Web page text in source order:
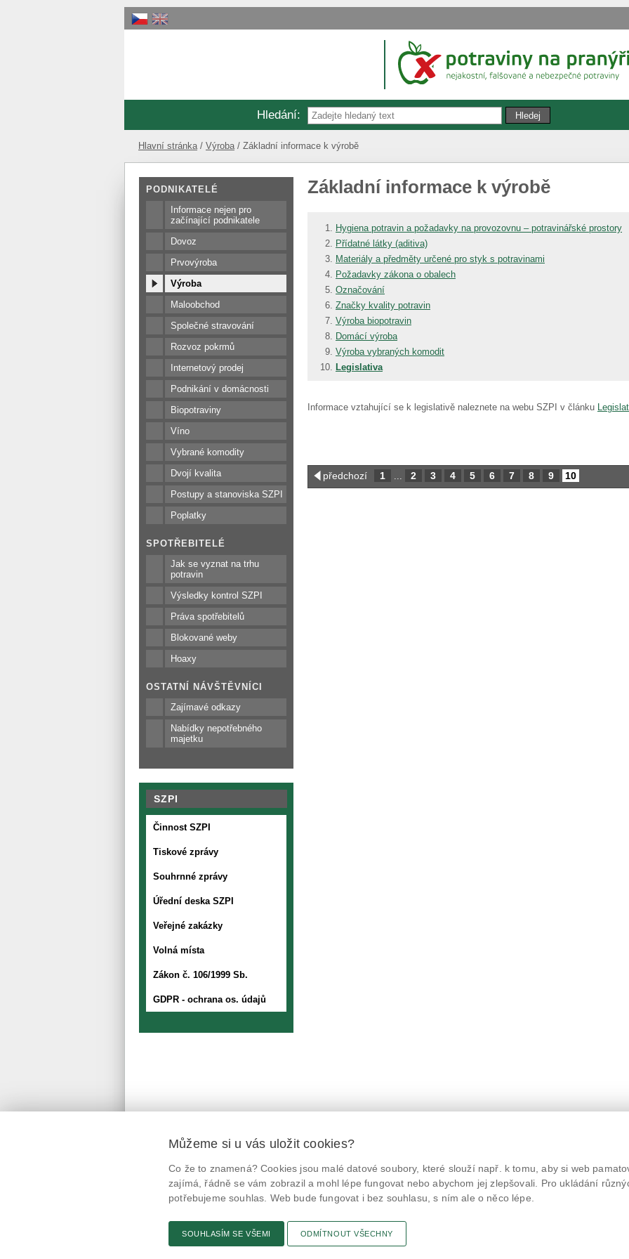
Hledání:
Hlavní stránka Výroba Základní informace k výrobě
PODNIKATELÉ
Informace nejen pro
začínající podnikatele
Dovoz
Prvovýroba
Výroba
Maloobchod
Společné stravování
Rozvoz pokrmů
Internetový prodej
Podnikání v domácnosti
Biopotraviny
Víno
Vybrané komodity
Dvojí kvalita
Postupy a stanoviska SZPI
Poplatky
SPOTŘEBITELÉ
Jak se vyznat na trhu
potravin
Výsledky kontrol SZPI
Práva spotřebitelů
Blokované weby
Hoaxy
OSTATNÍ NÁVŠTĚVNÍCI
Zajímavé odkazy
Nabídky nepotřebného
majetku
SZPI
Činnost SZPI
Tiskové zprávy
Souhrnné zprávy
Úřední deska SZPI
Veřejné zakázky
Volná místa
Zákon č. 106/1999 Sb.
GDPR - ochrana os. údajů
Základní informace k výrobě
Hygiena potravin a požadavky na provozovnu – potravinářské prostory
Přídatné látky (aditiva)
Materiály a předměty určené pro styk s potravinami
Požadavky zákona o obalech
Označování
Značky kvality potravin
Výroba biopotravin
Domácí výroba
Výroba vybraných komodit
Legislativa
Informace vztahující se k legislativě naleznete na webu SZPI v článku
předchozí 1 2 3 4 5 6 7 8 9 10
@potravinynapranyri @NaPranyri
@SZPIjobs
© Státní zemědělská a potravinářská inspekce 2026.
Květná 15, 603 00 Brno, epodatelna
szpi.gov.cz
ID datové schránky: avraiqg
Prohlášení o přístupnosti
Můžeme si u vás uložit cookies?
Co že to znamená? Cookies jsou malé datové soubory, které slouží např. k tomu, aby si web
zajímá, řádně se vám zobrazil a mohl lépe fungovat nebo abychom jej zlepšovali. Pro ukládání
potřebujeme souhlas. Web bude fungovat i bez souhlasu, s ním ale o něco lépe.
SOUHLASÍM SE VŠEMI ODMÍTNOUT VŠECHNY